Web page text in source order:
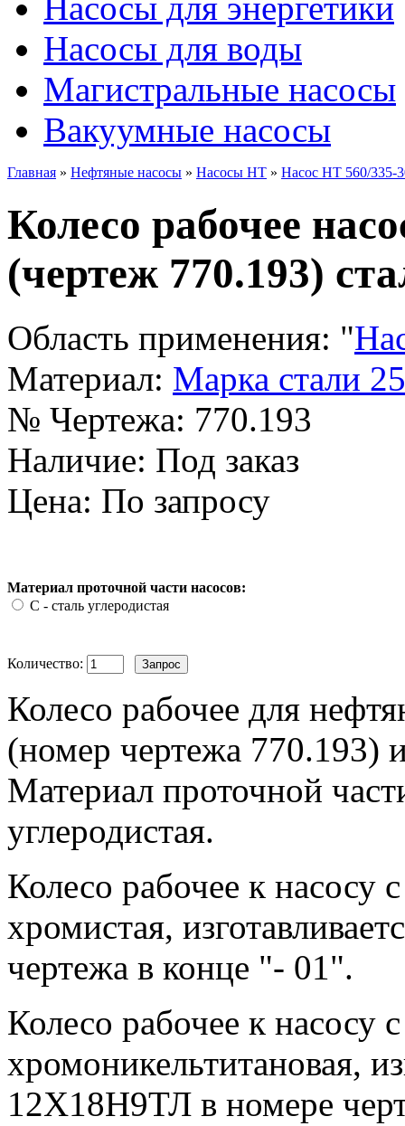
Насосы для воды
Магистральные насосы
Вакуумные насосы
Главная » Нефтяные насосы » Насосы НТ » Насос НТ 560/335-
Колесо рабочее
(чертеж 770.193)
Область применения: "
Материал: Марка стали
№ Чертежа: 770.193
Наличие: Под заказ
Цена: По запросу
Материал проточной части насосов:
С - сталь углеродистая
Количество:
Колесо рабочее для
(номер чертежа 770.193)
Материал проточной
углеродистая.
Колесо рабочее к насосу
хромистая,
чертежа в конце "- 01".
Колесо рабочее к насосу
хромоникельтитановая,
12Х18Н9ТЛ в номере